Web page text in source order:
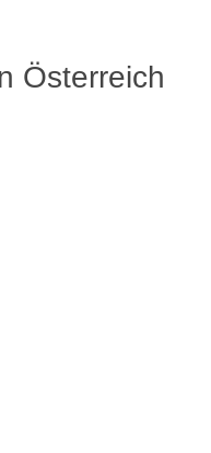
Österreich